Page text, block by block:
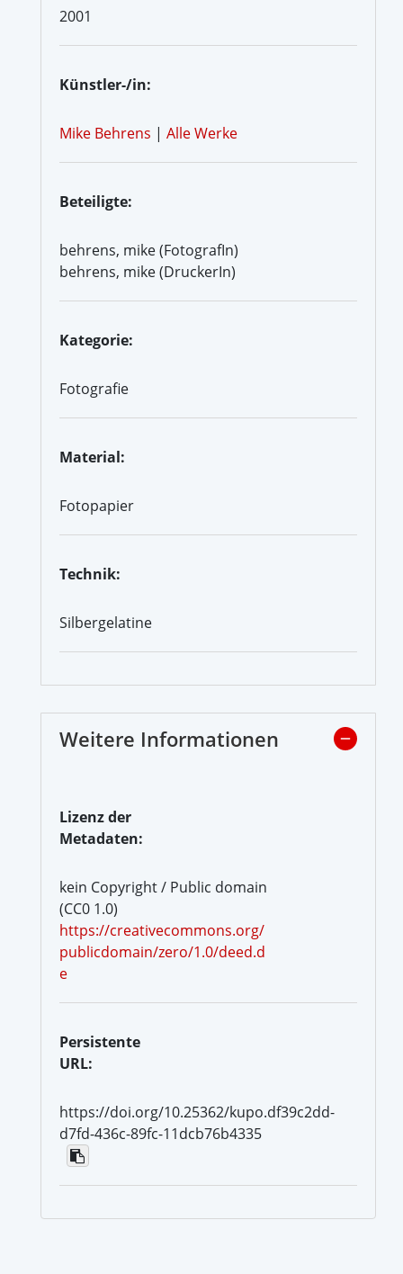
2001
Künstler-/in:
Mike Behrens | Alle Werke
Beteiligte:
behrens, mike (FotografIn)
behrens, mike (DruckerIn)
Kategorie:
Fotografie
Material:
Fotopapier
Technik:
Silbergelatine
Weitere Informationen
Lizenz der
Metadaten:
kein Copyright / Public domain
(CC0 1.0)
https://creativecommons.org/
publicdomain/zero/1.0/deed.d
e
Persistente
URL:
https://doi.org/10.25362/kupo.df39c2dd-
d7fd-436c-89fc-11dcb76b4335